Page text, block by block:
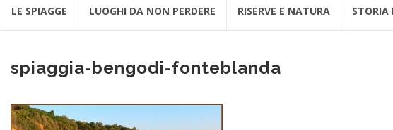
LE SPIAGGE LUOGHI DA NON PERDERE RISERVE E NATURA STORIA
spiaggia-bengodi-fonteblanda